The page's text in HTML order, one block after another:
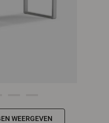
WEERGEVEN